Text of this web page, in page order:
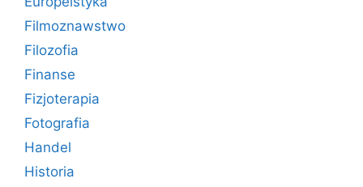
Filmoznawstwo
Filozofia
Finanse
Fizjoterapia
Fotografia
Handel
Historia